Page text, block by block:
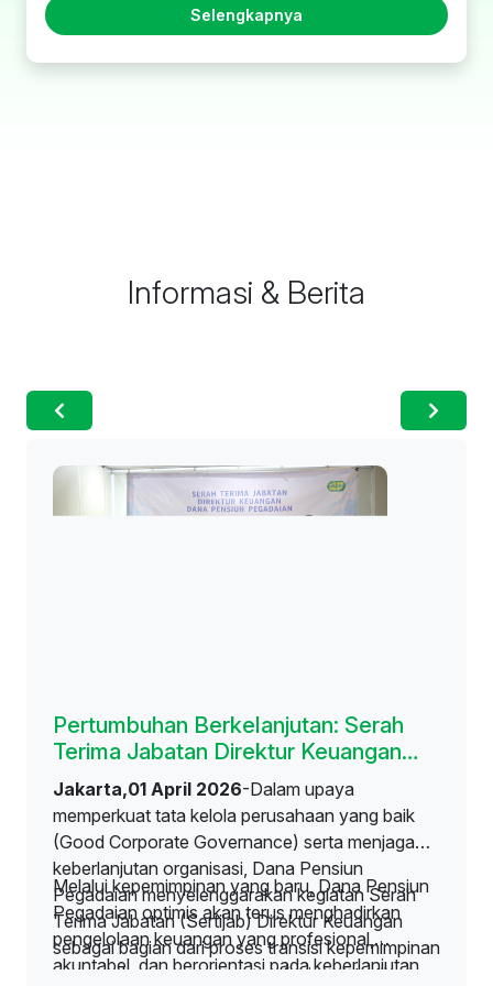
Selengkapnya
Informasi & Berita
Pertumbuhan Berkelanjutan: Serah
Terima Jabatan Direktur Keuangan
Dana Pensiun Pegadaian
Jakarta,01 April 2026-Dalam upaya
memperkuat tata kelola perusahaan yang baik
(Good Corporate Governance) serta menjaga
keberlanjutan organisasi, Dana Pensiun
Pegadaian menyelenggarakan kegiatan Serah
Terima Jabatan (Sertijab) Direktur Keuangan
sebagai bagian dari proses transisi kepemimpinan
yang berlangsung secara profesional, tertib, dan
Melalui kepemimpinan yang baru, Dana Pensiun
Pegadaian optimis akan terus menghadirkan
pengelolaan keuangan yang profesional,
akuntabel, dan berorientasi pada keberlanjutan,